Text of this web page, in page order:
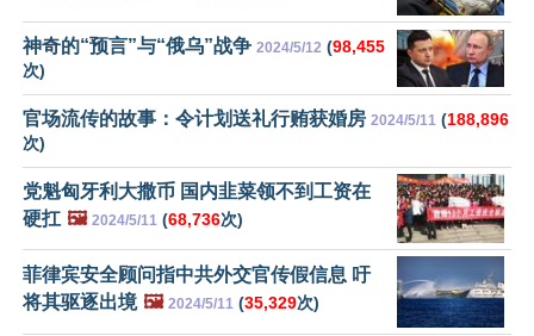
神奇的“预言”与“俄乌”战争 2024/5/12 (98,455
次)
官场流传的故事：令计划送礼行贿获婚房 2024/5/11 (188,896
次)
党魁匈牙利大撒币 国内韭菜领不到工资在
硬扛 🖼️ 2024/5/11 (68,736次)
菲律宾安全顾问指中共外交官传假信息 吁
将其驱逐出境 🖼️ 2024/5/11 (35,329次)